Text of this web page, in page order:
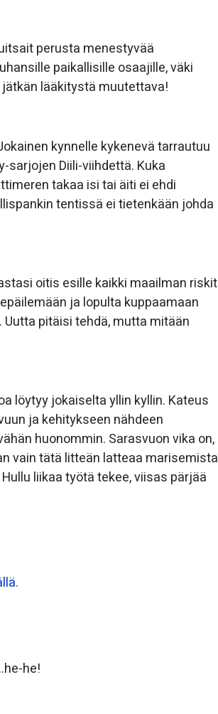
perusta menestyvää
paikallisille osaajille, väki
lääkitystä muutettava!
kynnelle kykenevä tarrautuu
sarjojen Diili-viihdettä. Kuka
takaa isi tai äiti ei ehdi
tentissä ei tietenkään johda
oitis esille kaikki maailman riskit
ja lopulta kuppaamaan
pitäisi tehdä, mutta mitään
löytyy jokaiselta yllin kyllin. Kateus
ja kehitykseen nähdeen
huonommin. Sarasvuon vika on,
vain tätä litteän latteaa marisemista
liikaa työtä tekee, viisas pärjää
he!